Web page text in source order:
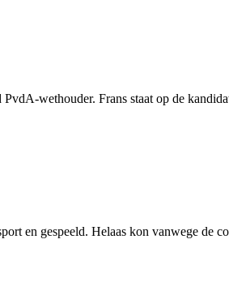
wethouder. Frans staat op de
en gespeeld. Helaas kon vanwege de